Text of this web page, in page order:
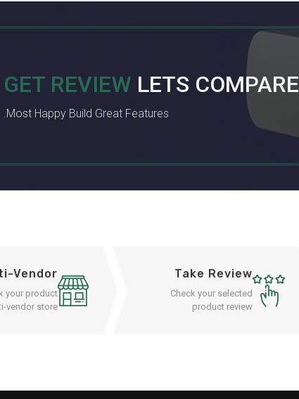
GET REVIEW LETS COMPARE
Most Happy Build Great Features.
Take Review
Check your selected
product review
Vendor
your product
vendor store.